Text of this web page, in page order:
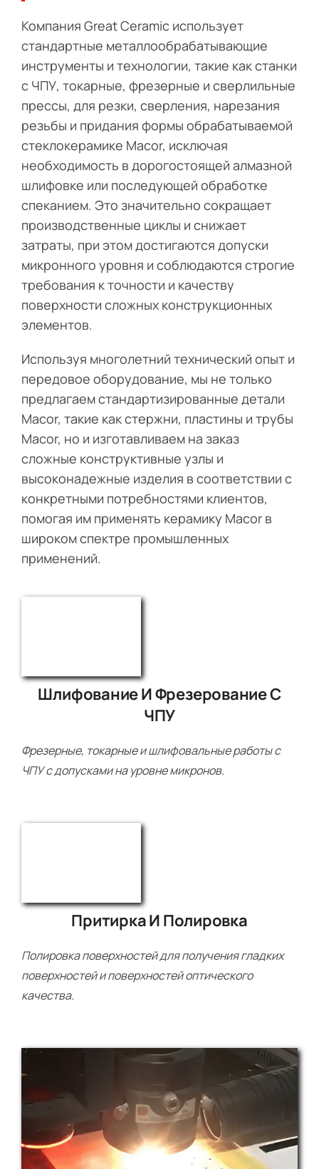
Компания Great Ceramic использует
стандартные металлообрабатывающие
инструменты и технологии, такие как станки
с ЧПУ, токарные, фрезерные и сверлильные
прессы, для резки, сверления, нарезания
резьбы и придания формы обрабатываемой
стеклокерамике Macor, исключая
необходимость в дорогостоящей алмазной
шлифовке или последующей обработке
спеканием. Это значительно сокращает
производственные циклы и снижает
затраты, при этом достигаются допуски
микронного уровня и соблюдаются строгие
требования к точности и качеству
поверхности сложных конструкционных
элементов.
Используя многолетний технический опыт и
передовое оборудование, мы не только
предлагаем стандартизированные детали
Macor, такие как стержни, пластины и трубы
Macor, но и изготавливаем на заказ
сложные конструктивные узлы и
высоконадежные изделия в соответствии с
конкретными потребностями клиентов,
помогая им применять керамику Macor в
широком спектре промышленных
применений.
Шлифование И Фрезерование С
ЧПУ
Фрезерные, токарные и шлифовальные работы с
ЧПУ с допусками на уровне микронов.
Притирка И Полировка
Полировка поверхностей для получения гладких
поверхностей и поверхностей оптического
качества.